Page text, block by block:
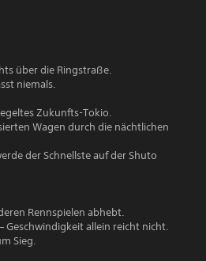
über die Ringstraße.
niemals.
Zukunfts-Tokio.
Wagen durch die nächtlichen
der Schnellste auf der Shuto
Rennspielen abhebt.
Geschwindigkeit allein reicht nicht.
Sieg.